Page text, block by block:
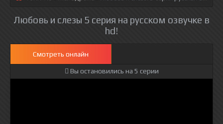
Любовь и слезы 5 серия на русском озвучке в
hd!
Смотреть онлайн
Вы остановились на 5 серии